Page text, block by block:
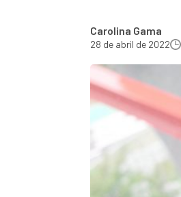
Carolina Gama
28 de abril de 2022